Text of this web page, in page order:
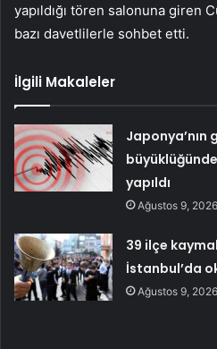
yapıldığı tören salonuna giren
bazı davetlilerle sohbet etti.
İlgili Makaleler
Japonya’nın
yapıldı
Ağustos 9, 2026
39 ilçe
İstanbul’da
Ağustos 9, 2026